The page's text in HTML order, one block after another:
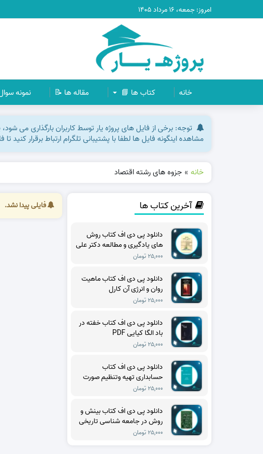
امروز: جمعه، ۱۶ مرداد ۱۴۰۵
خانه کتاب ها 📘 مقاله ها 📝 نمونه
توجه: برخی از فایل های پروژه یار توسط کاربران بارگذاری می
مشاهده اینگونه فایل ها لطفا با پشتیبانی تلگرام ارتباط برقرار
خانه » جزوه های رشته اقتصاد
فایلی پیدا نشد. آخرین کتاب ها
دانلود پی دی اف کتاب روش
های یادگیری و مطالعه دکتر علی
اکبر سیف PDF
۲۵,۰۰۰ تومان
دانلود پی دی اف کتاب ماهیت
روان و انرژی آن کارل
گوستاویونگ PDF
۲۵,۰۰۰ تومان
دانلود پی دی اف کتاب خفته در
باد الگا کیایی PDF
۲۵,۰۰۰ تومان
دانلود پی دی اف کتاب
حسابداری تهیه وتنظیم صورت
های مالی حسن فرج زاده دهکری
۲۵,۰۰۰ تومان
دانلود پی دی اف کتاب بینش و
روش در جامعه شناسی تاریخی
تدا اسکاچپول PDF
۲۵,۰۰۰ تومان